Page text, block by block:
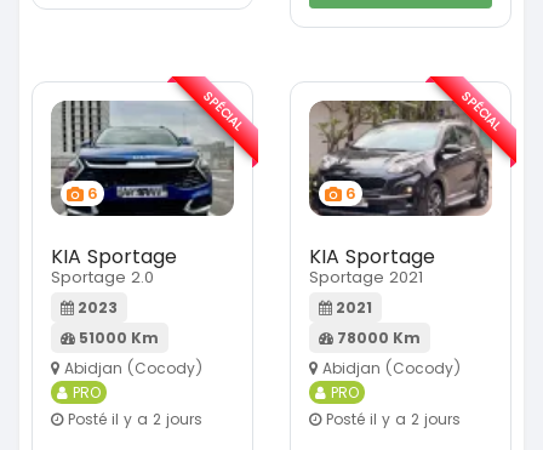
6
KIA Sportage
Sportage 2.0
2023
51000 Km
Abidjan (Cocody)
PRO
Posté il y a 2 jours
SPÉCIAL
6
KIA Sportage
Sportage 2021
2021
78000 Km
Abidjan (Cocody)
PRO
Posté il y a 2 jours
SPÉCIAL